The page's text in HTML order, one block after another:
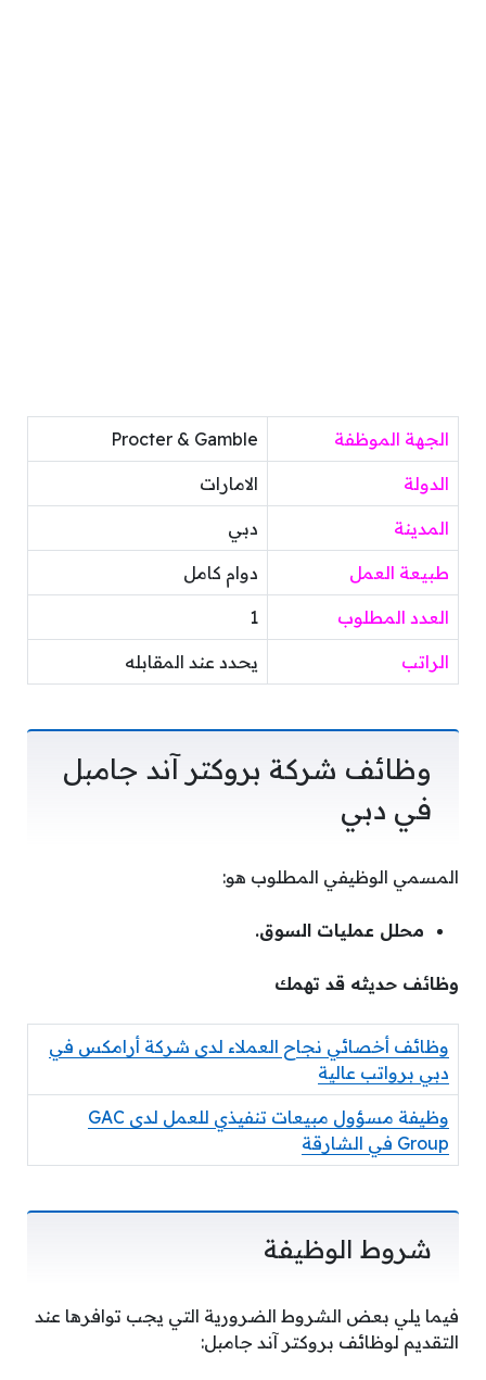
الجهة الموظفة Procter & Gamble
الدولة الامارات
المدينة دبي
طبيعة العمل دوام كامل
العدد المطلوب 1
الراتب يحدد عند المقابله
وظائف شركة بروكتر آند جامبل
في دبي
المسمي الوظيفي المطلوب هو:
محلل عمليات السوق.
وظائف حديثه قد تهمك
وظائف أخصائي نجاح العملاء لدى شركة أرامكس في
دبي برواتب عالية
وظيفة مسؤول مبيعات تنفيذي للعمل لدى GAC
Group في الشارقة
شروط الوظيفة
فيما يلي بعض الشروط الضرورية التي يجب توافرها عند
التقديم لوظائف بروكتر آند جامبل: